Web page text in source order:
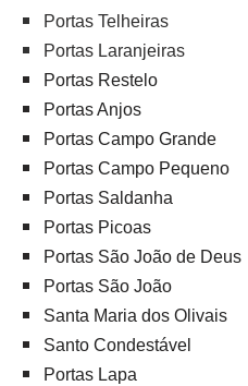
Portas Telheiras
Portas Laranjeiras
Portas Restelo
Portas Anjos
Portas Campo Grande
Portas Campo Pequeno
Portas Saldanha
Portas Picoas
Portas São João de Deus
Portas São João
Santa Maria dos Olivais
Santo Condestável
Portas Lapa